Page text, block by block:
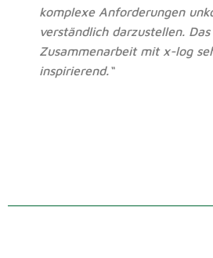
komplexe Anforderungen
verständlich darzustellen.
Zusammenarbeit mit x-log
inspirierend.“